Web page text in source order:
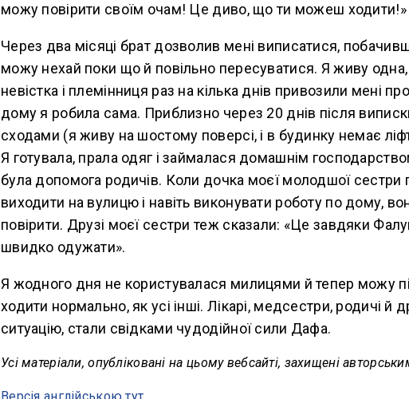
можу повірити своїм очам! Це диво, що ти можеш ходити!»
Через два місяці брат дозволив мені виписатися,
можу нехай поки що й повільно пересуватися. Я живу
невістка і племінниця раз на кілька днів привозили мені
дому я робила сама. Приблизно через 20 днів після
сходами (я живу на шостому поверсі, і в будинку немає
Я готувала, прала одяг і займалася домашнім
була допомога родичів. Коли дочка моєї молодшої
виходити на вулицю і навіть виконувати роботу по дому,
повірити. Друзі моєї сестри теж сказали: «Це завдяки
швидко одужати».
Я жодного дня не користувалася милицями й тепер можу
ходити нормально, як усі інші. Лікарі, медсестри, родичі й
ситуацію, стали свідками чудодійної сили Дафа.
Усі матеріали, опубліковані на цьому вебсайті, захищені